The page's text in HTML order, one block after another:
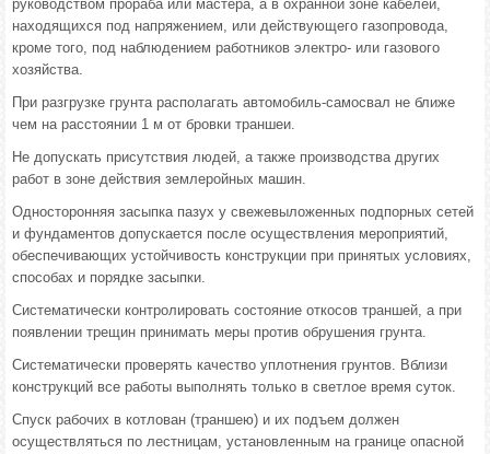
руководством прораба или мастера, а в охранной зоне кабелей,
находящихся под напряжением, или действующего газопровода,
кроме того, под наблюдением работников электро- или газового
хозяйства.
При разгрузке грунта располагать автомобиль-самосвал не ближе
чем на расстоянии 1 м от бровки траншеи.
Не допускать присутствия людей, а также производства других
работ в зоне действия землеройных машин.
Односторонняя засыпка пазух у свежевыложенных подпорных сетей
и фундаментов допускается после осуществления мероприятий,
обеспечивающих устойчивость конструкции при принятых условиях,
способах и порядке засыпки.
Систематически контролировать состояние откосов траншей, а при
появлении трещин принимать меры против обрушения грунта.
Систематически проверять качество уплотнения грунтов. Вблизи
конструкций все работы выполнять только в светлое время суток.
Спуск рабочих в котлован (траншею) и их подъем должен
осуществляться по лестницам, установленным на границе опасной